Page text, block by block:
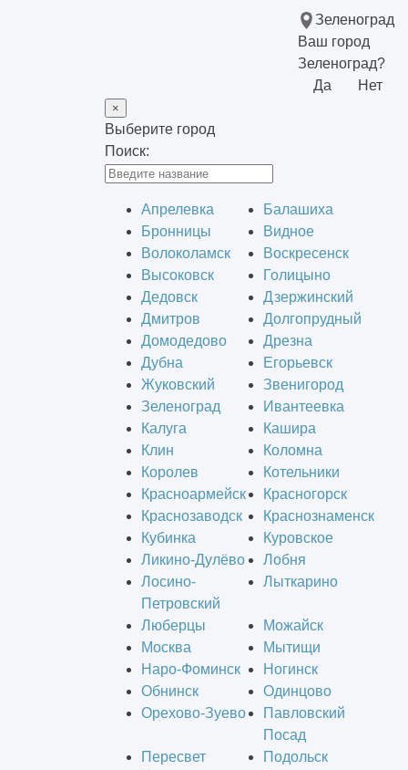
Зеленоград
Ваш город
Зеленоград?
Да
Нет
×
Выберите город
Поиск:
Апрелевка
Балашиха
Бронницы
Видное
Волоколамск
Воскресенск
Высоковск
Голицыно
Дедовск
Дзержинский
Дмитров
Долгопрудный
Домодедово
Дрезна
Дубна
Егорьевск
Жуковский
Звенигород
Зеленоград
Ивантеевка
Калуга
Кашира
Клин
Коломна
Королев
Котельники
Красноармейск
Красногорск
Краснозаводск
Краснознаменск
Кубинка
Куровское
Ликино-Дулёво
Лобня
Лосино-
Петровский
Лыткарино
Люберцы
Можайск
Москва
Мытищи
Наро-Фоминск
Ногинск
Обнинск
Одинцово
Орехово-Зуево
Павловский
Посад
Пересвет
Подольск